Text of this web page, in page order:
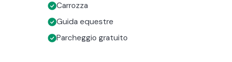
Carrozza
Guida equestre
Parcheggio gratuito